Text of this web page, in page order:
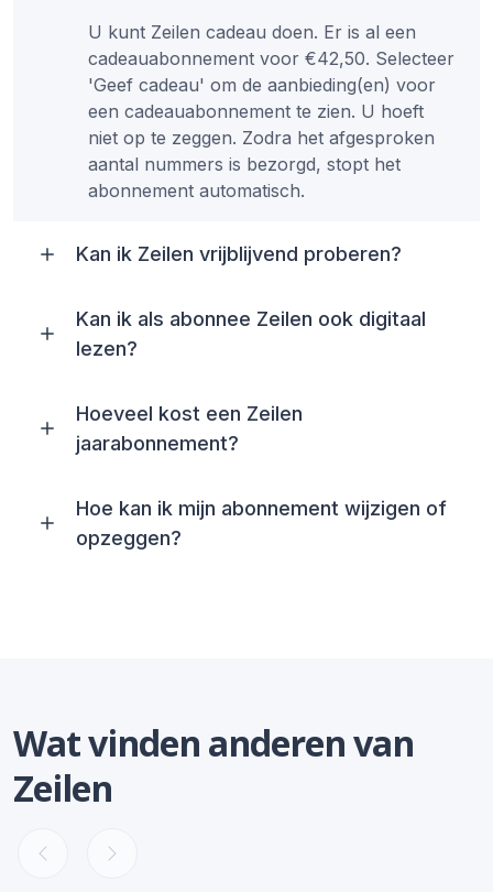
U kunt Zeilen cadeau doen. Er is al een
cadeauabonnement voor €42,50. Selecteer
'Geef cadeau' om de aanbieding(en) voor
een cadeauabonnement te zien. U hoeft
niet op te zeggen. Zodra het afgesproken
aantal nummers is bezorgd, stopt het
abonnement automatisch.
Kan ik Zeilen vrijblijvend proberen?
Kan ik als abonnee Zeilen ook digitaal
lezen?
Hoeveel kost een Zeilen
jaarabonnement?
Hoe kan ik mijn abonnement wijzigen of
opzeggen?
Wat vinden anderen van
Zeilen